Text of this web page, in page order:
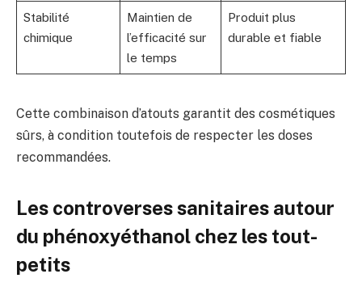
Stabilité
chimique
Maintien de
l’efficacité sur
le temps
Produit plus
durable et fiable
Cette combinaison d’atouts garantit des cosmétiques
sûrs, à condition toutefois de respecter les doses
recommandées.
Les controverses sanitaires autour
du phénoxyéthanol chez les tout-
petits